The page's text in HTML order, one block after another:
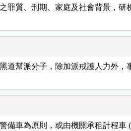
罪質、刑期、家庭及社會背景，研
道幫派分子，除加派戒護人力外，
備車為原則，或由機關承租計程車